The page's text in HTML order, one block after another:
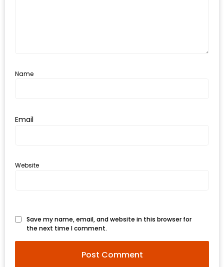
แนะนำ
Name
Email
Website
Save my name, email, and website in this browser for
the next time I comment.